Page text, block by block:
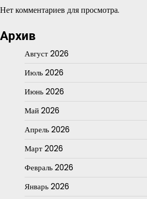
Нет комментариев для просмотра.
Архив
Август 2026
Июль 2026
Июнь 2026
Май 2026
Апрель 2026
Март 2026
Февраль 2026
Январь 2026